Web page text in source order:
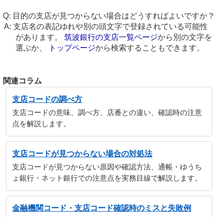
目的の支店が見つからない場合はどうすればよいですか？
支店名の表記ゆれや別の頭文字で登録されている可能性
があります。 筑波銀行の支店一覧ページから別の文字を
選ぶか、
トップページから検索することもできます。
関連コラム
支店コードの調べ方
支店コードの意味、調べ方、店番との違い、確認時の注意
点を解説します。
支店コードが見つからない場合の対処法
支店コードが見つからない原因や確認方法、通帳・ゆうち
ょ銀行・ネット銀行での注意点を実務目線で解説します。
金融機関コード・支店コード確認時のミスと失敗例